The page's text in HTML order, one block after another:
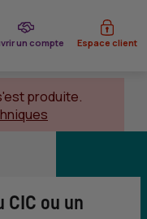
le site
un compte
du CIC Espace client
produite.
CIC ou un